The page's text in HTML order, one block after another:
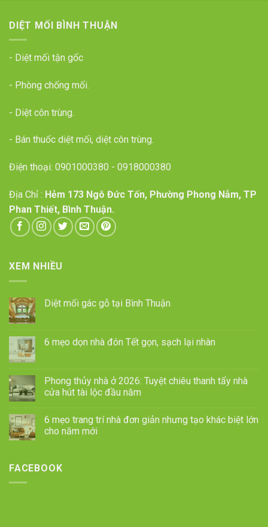
DIỆT MỐI BÌNH THUẬN
- Diệt mối tận gốc
- Phòng chống mối.
- Diệt côn trùng.
- Bán thuốc diệt mối, diệt côn trùng.
Điện thoại: 0901000380 - 0918000380
Địa Chỉ : Hẻm 173 Ngô Đức Tốn, Phường Phong Nẫm, TP
Phan Thiết, Bình Thuận.
XEM NHIỀU
Diệt mối gác gỗ tại Bình Thuận
6 mẹo dọn nhà đón Tết gọn, sạch lại nhàn
Phong thủy nhà ở 2026: Tuyệt chiêu thanh tẩy nhà
cửa hút tài lộc đầu năm
6 mẹo trang trí nhà đơn giản nhưng tạo khác biệt lớn
cho năm mới
FACEBOOK